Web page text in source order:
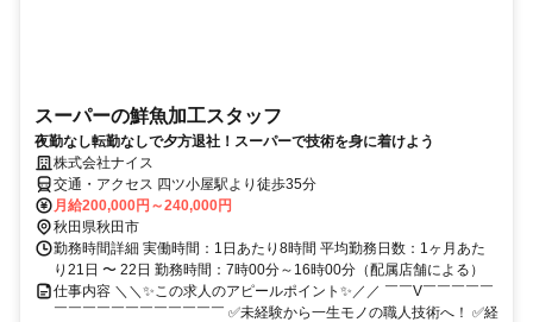
スーパーの鮮魚加工スタッフ
夜勤なし転勤なしで夕方退社！スーパーで技術を身に着けよう
株式会社ナイス
交通・アクセス 四ツ小屋駅より徒歩35分
月給200,000円～240,000円
秋田県秋田市
勤務時間詳細 実働時間：1日あたり8時間 平均勤務日数：1ヶ月あた
り21日 〜 22日 勤務時間：7時00分～16時00分（配属店舗による）
仕事内容 ＼＼✨この求人のアピールポイント✨／／ ￣￣V￣￣￣￣￣
￣￣￣￣￣￣￣￣￣￣￣￣ ✅未経験から一生モノの職人技術へ！ ✅経